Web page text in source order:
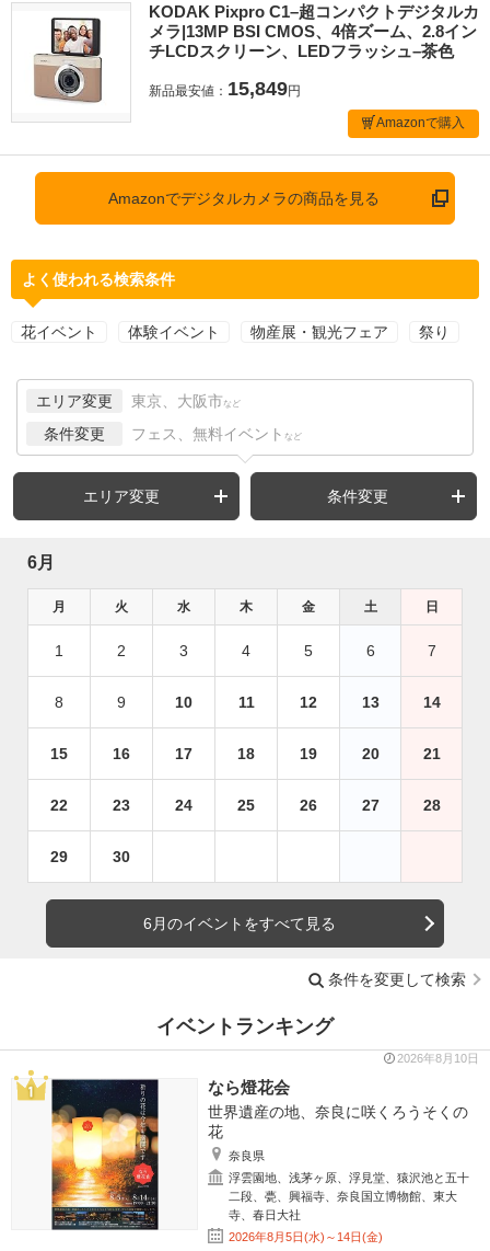
KODAK Pixpro C1–超コンパクトデジタルカ
メラ|13MP BSI CMOS、4倍ズーム、2.8イン
チLCDスクリーン、LEDフラッシュ–茶色
新品最安値： 15,849円
Amazonで購入
Amazonでデジタルカメラの商品を見る
よく使われる検索条件
花イベント 体験イベント 物産展・観光フェア 祭り
エリア変更 東京、大阪市 など
条件変更 フェス、無料イベント など
エリア変更 条件変更
6月
月 火 水 木 金 土 日
1 2 3 4 5 6 7
8 9 10 11 12 13 14
15 16 17 18 19 20 21
22 23 24 25 26 27 28
29 30
6月のイベントをすべて見る
条件を変更して検索
イベントランキング
2026年8月10日
なら燈花会
世界遺産の地、奈良に咲くろうそくの
花
奈良県
浮雲園地、浅茅ヶ原、浮見堂、猿沢池と五十
二段、甍、興福寺、奈良国立博物館、東大
寺、春日大社
2026年8月5日(水)～14日(金)